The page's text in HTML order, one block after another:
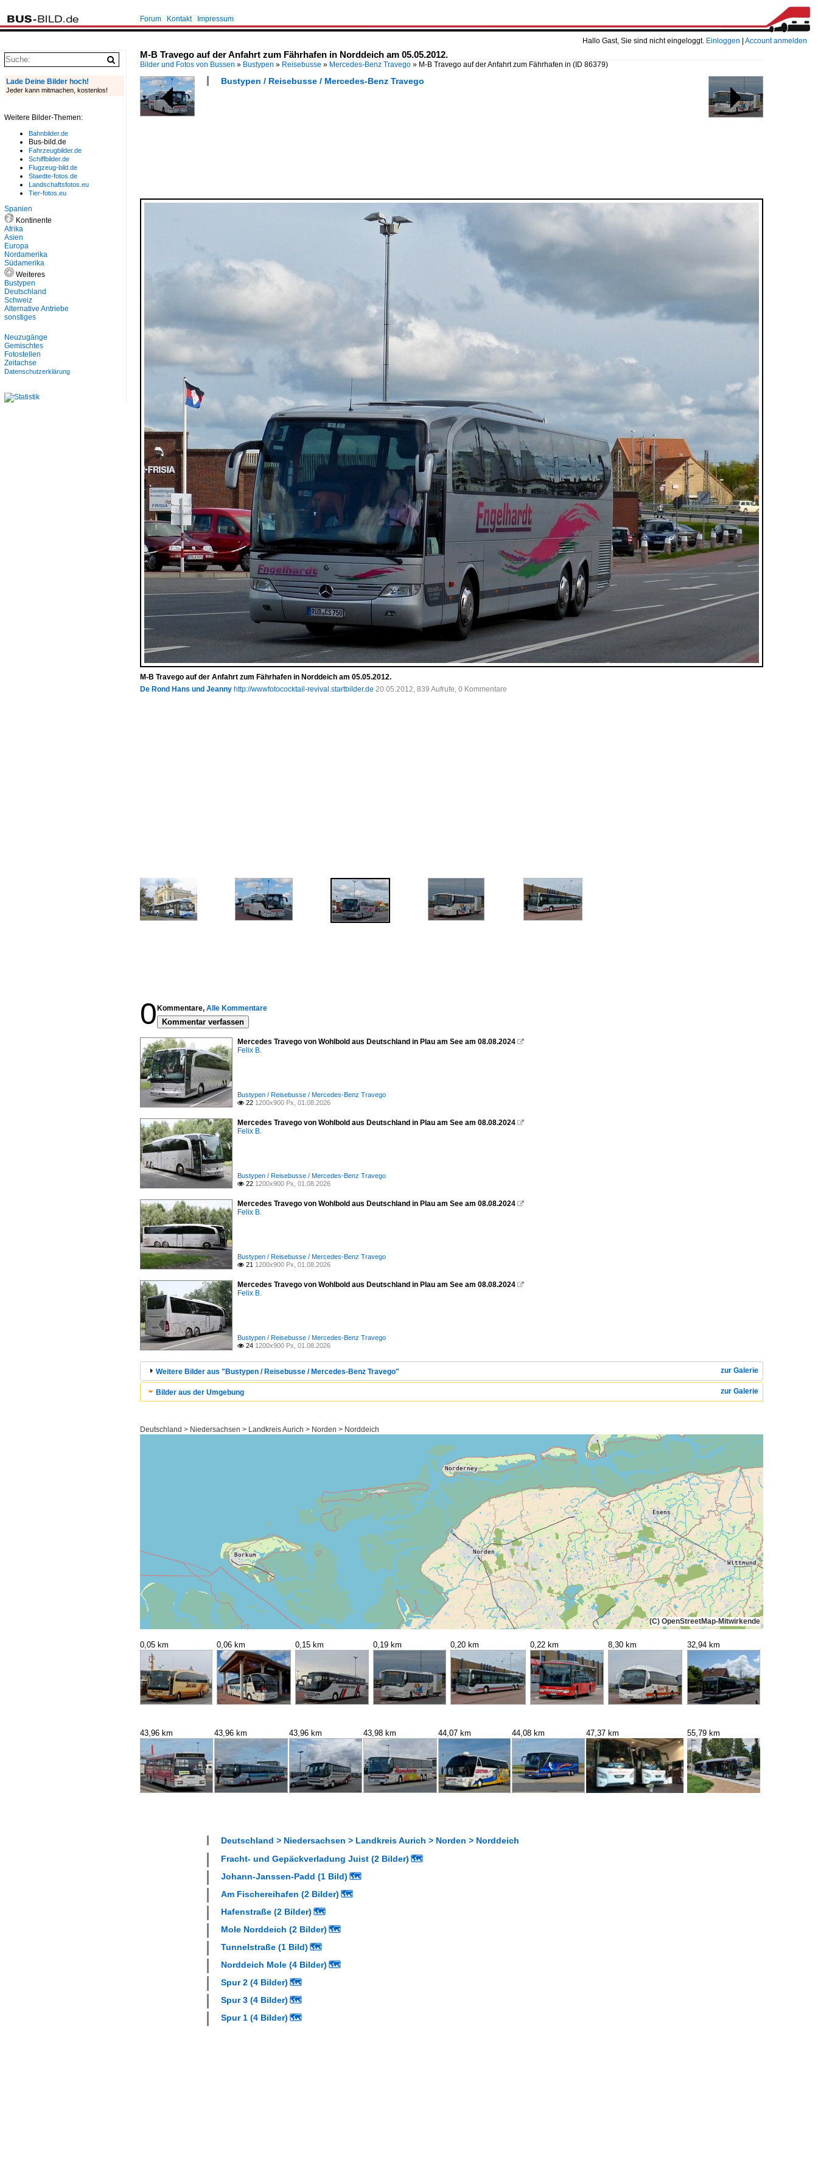
Hallo Gast, Sie sind nicht eingeloggt. Einloggen Account anmelden
Forum Kontakt Impressum
M-B Travego auf der Anfahrt zum Fährhafen in Norddeich am 05.05.2012.
Bilder und Fotos von Bussen » Bustypen » Reisebusse » Mercedes-Benz Travego » M-B Travego auf der Anfahrt zum Fährhafen in (ID 86379)
Bustypen / Reisebusse / Mercedes-Benz Travego
M-B Travego auf der Anfahrt zum Fährhafen in Norddeich am 05.05.2012.
De Rond Hans und Jeanny http://wwwfotococktail-revival.startbilder.de 20.05.2012, 839 Aufrufe, 0 Kommentare
0 Kommentare, Alle Kommentare
Kommentar verfassen
Mercedes Travego von Wohlbold aus Deutschland in Plau am See am 08.08.2024 
Felix B.
Bustypen / Reisebusse / Mercedes-Benz Travego
 22 1200x900 Px, 01.08.2026
Mercedes Travego von Wohlbold aus Deutschland in Plau am See am 08.08.2024 
Felix B.
Bustypen / Reisebusse / Mercedes-Benz Travego
 22 1200x900 Px, 01.08.2026
Mercedes Travego von Wohlbold aus Deutschland in Plau am See am 08.08.2024 
Felix B.
Bustypen / Reisebusse / Mercedes-Benz Travego
 21 1200x900 Px, 01.08.2026
Mercedes Travego von Wohlbold aus Deutschland in Plau am See am 08.08.2024 
Felix B.
Bustypen / Reisebusse / Mercedes-Benz Travego
 24 1200x900 Px, 01.08.2026
zur Galerie
Weitere Bilder aus "Bustypen / Reisebusse / Mercedes-Benz Travego"
zur Galerie
Bilder aus der Umgebung
Deutschland > Niedersachsen > Landkreis Aurich > Norden > Norddeich
(C) OpenStreetMap-Mitwirkende
0,05 km 0,06 km 0,15 km 0,19 km 0,20 km 0,22 km 8,30 km 32,94 km
43,96 km 43,96 km 43,96 km 43,98 km 44,07 km 44,08 km 47,37 km 55,79 km
Deutschland > Niedersachsen > Landkreis Aurich > Norden > Norddeich
Fracht- und Gepäckverladung Juist (2 Bilder) 🗺
Johann-Janssen-Padd (1 Bild) 🗺
Am Fischereihafen (2 Bilder) 🗺
Hafenstraße (2 Bilder) 🗺
Mole Norddeich (2 Bilder) 🗺
Tunnelstraße (1 Bild) 🗺
Norddeich Mole (4 Bilder) 🗺
Spur 2 (4 Bilder) 🗺
Spur 3 (4 Bilder) 🗺
Spur 1 (4 Bilder) 🗺
Lade Deine Bilder hoch!
Jeder kann mitmachen, kostenlos!
Weitere Bilder-Themen:
Bahnbilder.de
Bus-bild.de
Fahrzeugbilder.de
Schiffbilder.de
Flugzeug-bild.de
Staedte-fotos.de
Landschaftsfotos.eu
Tier-fotos.eu
Spanien
Kontinente
Afrika
Asien
Europa
Nordamerika
Südamerika
Weiteres
Bustypen
Deutschland
Schweiz
Alternative Antriebe
sonstiges
Neuzugänge
Gemischtes
Fotostellen
Zeitachse
Datenschutzerklärung